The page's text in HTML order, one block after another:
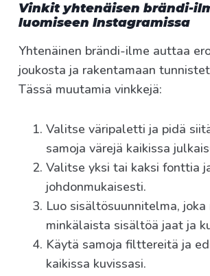
Vinkit yhtenäisen brändi-
luomiseen Instagramissa
Yhtenäinen brändi-ilme auttaa
joukosta ja rakentamaan
Tässä muutamia vinkkejä:
Valitse väripaletti ja pidä
samoja värejä kaikissa
Valitse yksi tai kaksi fonttia
johdonmukaisesti.
Luo sisältösuunnitelma,
minkälaista sisältöä jaat ja
Käytä samoja filttereitä ja
kaikissa kuvissasi.